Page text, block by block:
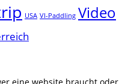
USA VI-Paddling Video
eine website braucht oder